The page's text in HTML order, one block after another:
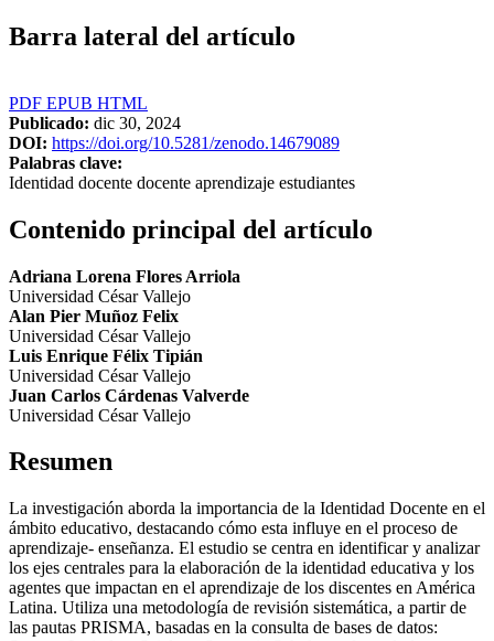
Barra lateral del artículo
PDF EPUB HTML
Publicado: dic 30, 2024
DOI: https://doi.org/10.5281/zenodo.14679089
Palabras clave:
Identidad docente docente aprendizaje estudiantes
Contenido principal del artículo
Adriana Lorena Flores Arriola
Universidad César Vallejo
Alan Pier Muñoz Felix
Universidad César Vallejo
Luis Enrique Félix Tipián
Universidad César Vallejo
Juan Carlos Cárdenas Valverde
Universidad César Vallejo
Resumen
La investigación aborda la importancia de la Identidad Docente en el
ámbito educativo, destacando cómo esta influye en el proceso de
aprendizaje- enseñanza. El estudio se centra en identificar y analizar
los ejes centrales para la elaboración de la identidad educativa y los
agentes que impactan en el aprendizaje de los discentes en América
Latina. Utiliza una metodología de revisión sistemática, a partir de
las pautas PRISMA, basadas en la consulta de bases de datos: